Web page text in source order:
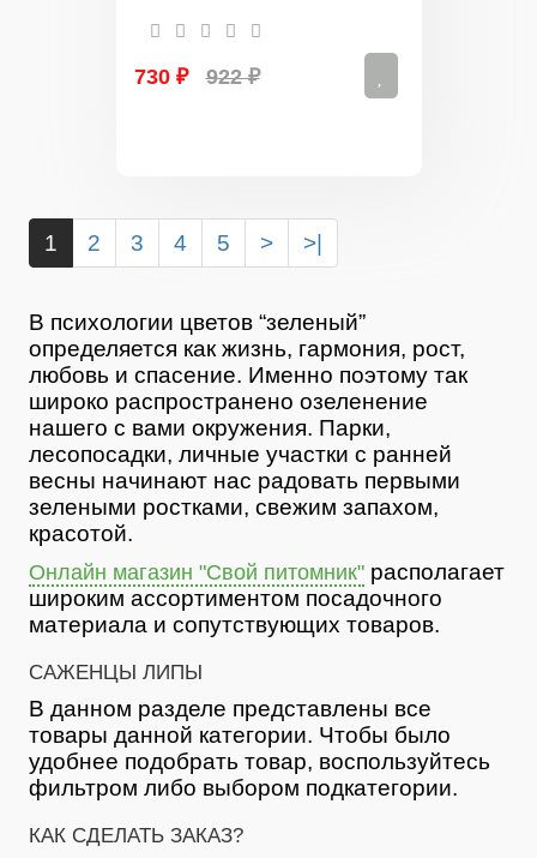
730 ₽ 922 ₽
1 2 3 4 5 > >|
В психологии цветов “зеленый”
определяется как жизнь, гармония, рост,
любовь и спасение. Именно поэтому так
широко распространено озеленение
нашего с вами окружения. Парки,
лесопосадки, личные участки с ранней
весны начинают нас радовать первыми
зелеными ростками, свежим запахом,
красотой.
Онлайн магазин "Свой питомник" располагает
широким ассортиментом посадочного
материала и сопутствующих товаров.
САЖЕНЦЫ ЛИПЫ
В данном разделе представлены все
товары данной категории. Чтобы было
удобнее подобрать товар, воспользуйтесь
фильтром либо выбором подкатегории.
КАК СДЕЛАТЬ ЗАКАЗ?